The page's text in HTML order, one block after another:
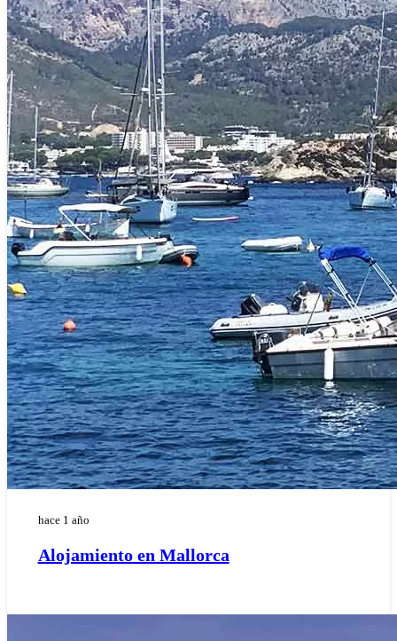
hace 1 año
Alojamiento en Mallorca